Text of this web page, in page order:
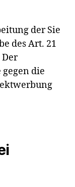
der Sie
des Art. 21
Der
die